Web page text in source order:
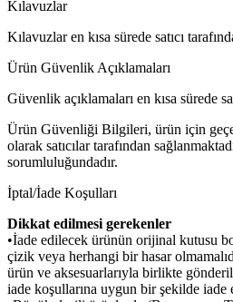
Kılavuzlar
Kılavuzlar en kısa sürede satıcı
Ürün Güvenlik Açıklamaları
Güvenlik açıklamaları en kısa sürede
Ürün Güvenliği Bilgileri, ürün için
olarak satıcılar tarafından
sorumluluğundadır.
İptal/İade Koşulları
Dikkat edilmesi gerekenler
•İade edilecek ürünün orijinal kutusu
çizik veya herhangi bir hasar
ürün ve aksesuarlarıyla birlikte
iade koşullarına uygun bir şekilde iade